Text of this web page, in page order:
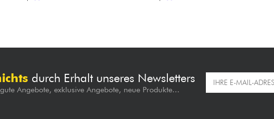
durch Erhalt unseres Newsletters
Angebote, exklusive Angebote, neue Produkte...